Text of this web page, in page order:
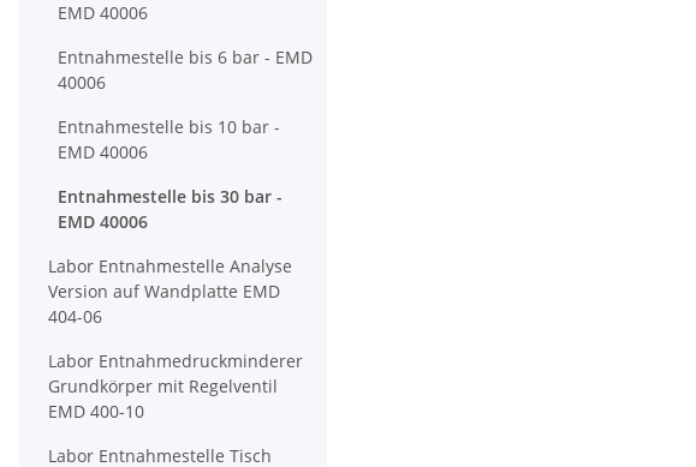
EMD 40006
Entnahmestelle bis 6 bar - EMD
40006
Entnahmestelle bis 10 bar -
EMD 40006
Entnahmestelle bis 30 bar -
EMD 40006
Labor Entnahmestelle Analyse
Version auf Wandplatte EMD
404-06
Labor Entnahmedruckminderer
Grundkörper mit Regelventil
EMD 400-10
Labor Entnahmestelle Tisch